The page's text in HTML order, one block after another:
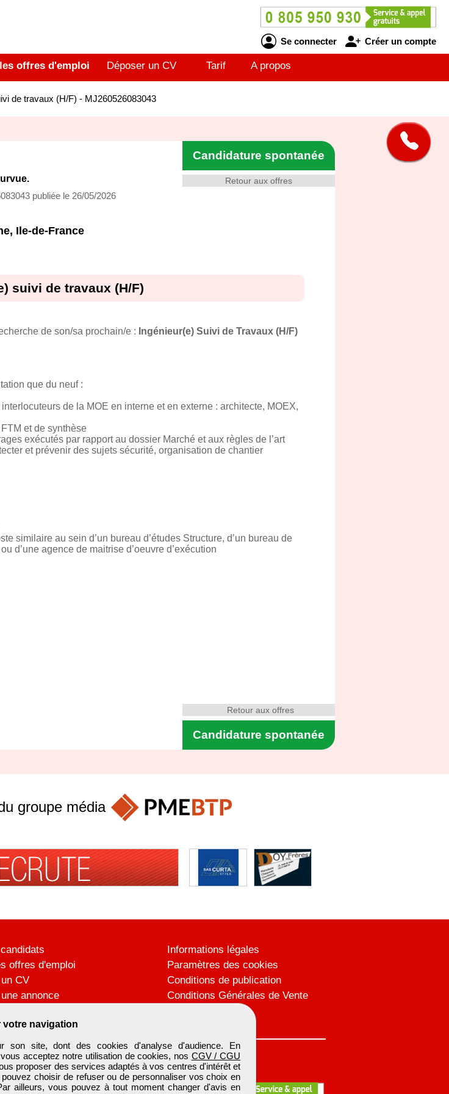
Se connecter Créer un compte
offres d'emploi Déposer un CV Tarif A propos
de travaux (H/F) - MJ260526083043
Retour aux offres
Candidature spontanée
publiée le 26/05/2026
, Ile-de-France
suivi de travaux (H/F)
de son/sa prochain/e : Ingénieur(e) Suivi de Travaux (H/F)
que du neuf :
de la MOE en interne et en externe : architecte, MOEX,
et de synthèse
exécutés par rapport au dossier Marché et aux règles de l’art
et prévenir des sujets sécurité, organisation de chantier
similaire au sein d’un bureau d’études Structure, d’un bureau de
d’une agence de maitrise d’oeuvre d’exécution
Candidature spontanée
Retour aux offres
votre navigation
son site, dont des cookies d'analyse d'audience. En
acceptez notre utilisation de cookies, nos CGV / CGU
proposer des services adaptés à vos centres d'intérêt et
choisir de refuser ou de personnaliser vos choix en
ailleurs, vous pouvez à tout moment changer d'avis en
groupe média
offres d'emploi
CV
annonce
Informations légales
Paramètres des cookies
Conditions de publication
Conditions Générales de Vente